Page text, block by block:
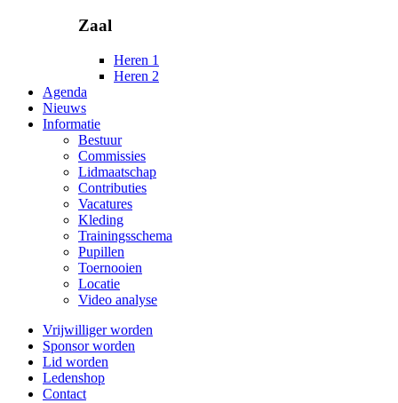
Zaal
Heren 1
Heren 2
Agenda
Nieuws
Informatie
Bestuur
Commissies
Lidmaatschap
Contributies
Vacatures
Kleding
Trainingsschema
Pupillen
Toernooien
Locatie
Video analyse
Vrijwilliger worden
Sponsor worden
Lid worden
Ledenshop
Contact